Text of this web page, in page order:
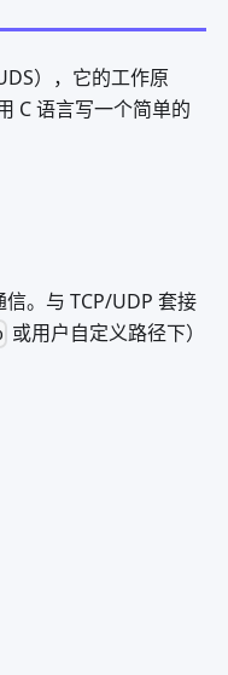
），它的工作原
C 语言写一个简单的
。与 TCP/UDP 套接
或用户自定义路径下）